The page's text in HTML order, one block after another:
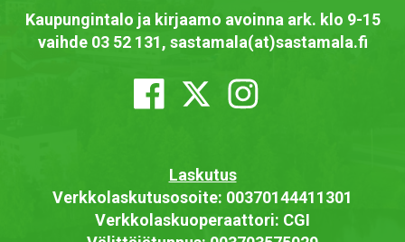
Kaupungintalo ja kirjaamo avoinna ark. klo 9-15
vaihde 03 52 131, sastamala(at)sastamala.fi
Laskutus
Verkkolaskutusosoite: 00370144411301
Verkkolaskuoperaattori: CGI